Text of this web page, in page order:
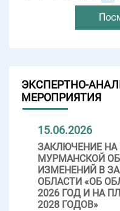
ЭКСПЕРТНО-
МЕРОПРИЯТИЯ
15.06.2026
ЗАКЛЮЧЕНИЕ НА
МУРМАНСКОЙ
ИЗМЕНЕНИЙ В
ОБЛАСТИ «ОБ
2026 ГОД И НА
2028 ГОДОВ»